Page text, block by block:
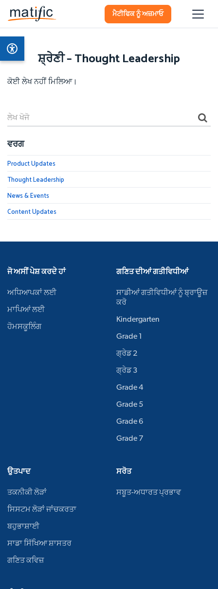
ਮੈਟੀਫਿਕ ਨੂੰ ਅਜ਼ਮਾਓ
ਸ਼੍ਰੇਣੀ – Thought Leadership
ਕੋਈ ਲੇਖ ਨਹੀਂ ਮਿਲਿਆ।
ਵਰਗ
Product Updates
Thought Leadership
News & Events
Content Updates
ਜੋ ਅਸੀਂ ਪੇਸ਼ ਕਰਦੇ ਹਾਂ
ਅਧਿਆਪਕਾਂ ਲਈ
ਮਾਪਿਆਂ ਲਈ
ਹੋਮਸਕੂਲਿੰਗ
ਗਣਿਤ ਦੀਆਂ ਗਤੀਵਿਧੀਆਂ
ਸਾਡੀਆਂ ਗਤੀਵਿਧੀਆਂ ਨੂੰ ਬ੍ਰਾਊਜ਼
ਕਰੋ
Kindergarten
Grade 1
ਗ੍ਰੇਡ 2
ਗ੍ਰੇਡ 3
Grade 4
Grade 5
Grade 6
Grade 7
ਉਤਪਾਦ
ਤਕਨੀਕੀ ਲੋੜਾਂ
ਸਿਸਟਮ ਲੋੜਾਂ ਜਾਂਚਕਰਤਾ
ਬਹੁਭਾਸ਼ਾਈ
ਸਾਡਾ ਸਿੱਖਿਆ ਸ਼ਾਸਤਰ
ਗਣਿਤ ਕਵਿਜ਼
ਸਰੋਤ
ਸਬੂਤ-ਅਧਾਰਤ ਪ੍ਰਭਾਵ